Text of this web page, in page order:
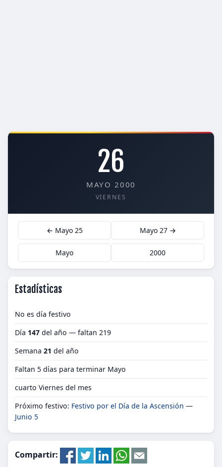
26
MAYO 2000
VIERNES
← Mayo 25 Mayo 27 →
Mayo 2000
Estadísticas
No es día festivo
Día 147 del año — faltan 219
Semana 21 del año
Faltan 5 días para terminar Mayo
cuarto Viernes del mes
Próximo festivo: Festivo por el Día de la Ascensión —
Junio 5
Compartir: